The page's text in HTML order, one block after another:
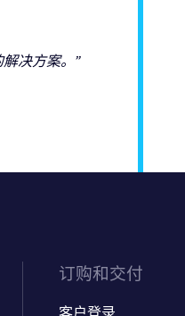
决方案。”
订购和交付
客户登录